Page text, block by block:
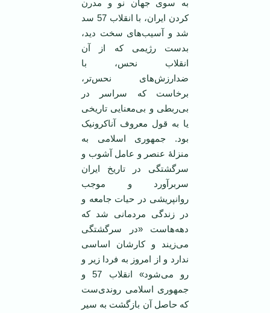
به سوی جهان نو و مدرن
کردن ایران، با انقلاب 57 سد
شد و آسیب‌های سخت دید،
بدست رژیمی که از آن
انقلاب نحس، با
ضدارزش‌های نحس‌تر،
برخاست که سراسر در
بی‌ربطی و بی‌معنایی تاریخی
یا به قول معروف آناکرونیک
بود. جمهوری اسلامی به
منزلۀ عنصر و عامل آشوب و
سرگشتگی در تاریخ ایران
سربرآورد و موجب
روانپریشی در حیات جامعه و
در زندگی مردمانی شد که
دهه‌هاست «در سرگشتگی
می‌زیند و کارشان اساسی
ندارد و از امروز به فردا زیر و
رو می‌شود» انقلاب 57 و
جمهوری اسلامی روندی‌ست
که حاصل آن بازگشت به سیر